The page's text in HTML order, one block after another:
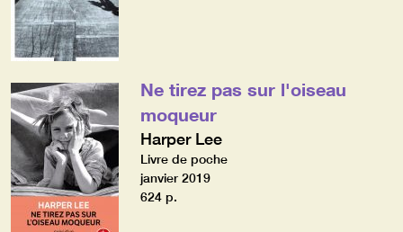
Ne tirez pas sur l'oiseau
moqueur
Harper Lee
Livre de poche
janvier 2019
624 p.